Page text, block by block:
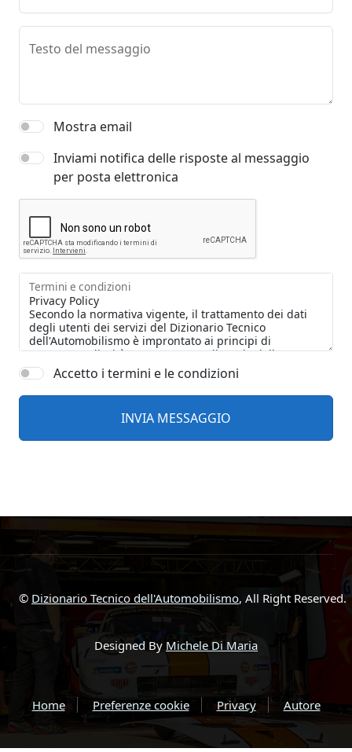
Testo del messaggio
Mostra email
Inviami notifica delle risposte al messaggio
per posta elettronica
Termini e condizioni
Accetto i termini e le condizioni
© Dizionario Tecnico dell'Automobilismo, All Right Reserved.
Designed By Michele Di Maria
Home Preferenze cookie Privacy Autore